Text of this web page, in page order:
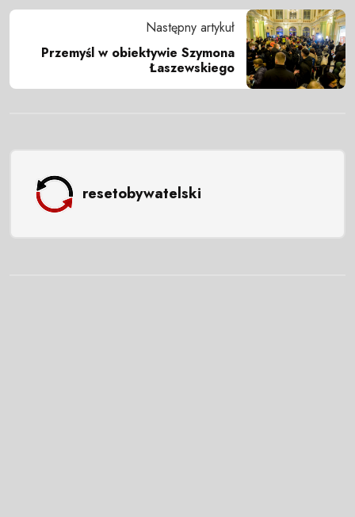
Następny artykuł
Przemyśl w obiektywie Szymona
Łaszewskiego
resetobywatelski